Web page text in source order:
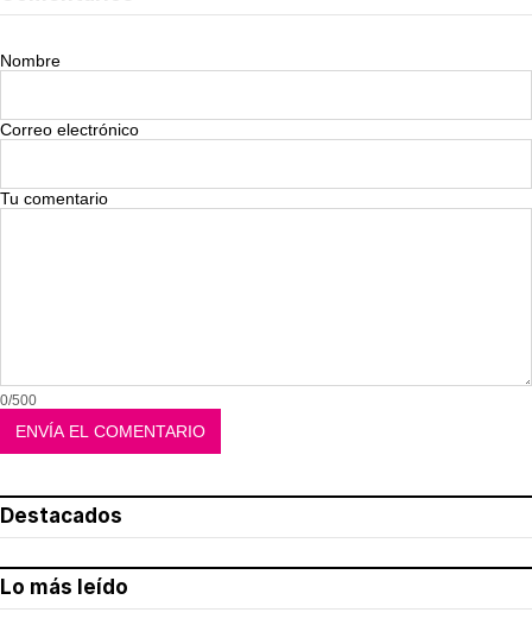
Nombre
Correo electrónico
Tu comentario
0/500
Destacados
Lo más leído